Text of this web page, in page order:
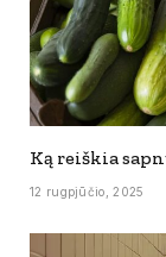
Ką reiškia
12 rugpjūčio, 2025